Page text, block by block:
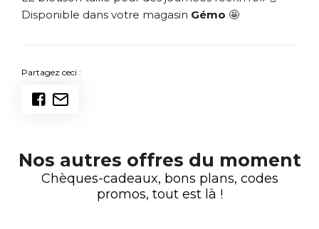
Disponible dans votre magasin Gémo 🤩
Partagez ceci :
Nos autres offres du moment
Chèques-cadeaux, bons plans, codes
promos, tout est là !